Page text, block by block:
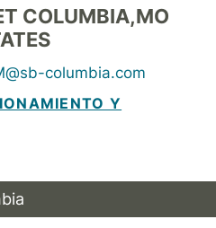
COLUMBIA,MO
columbia.com
Y